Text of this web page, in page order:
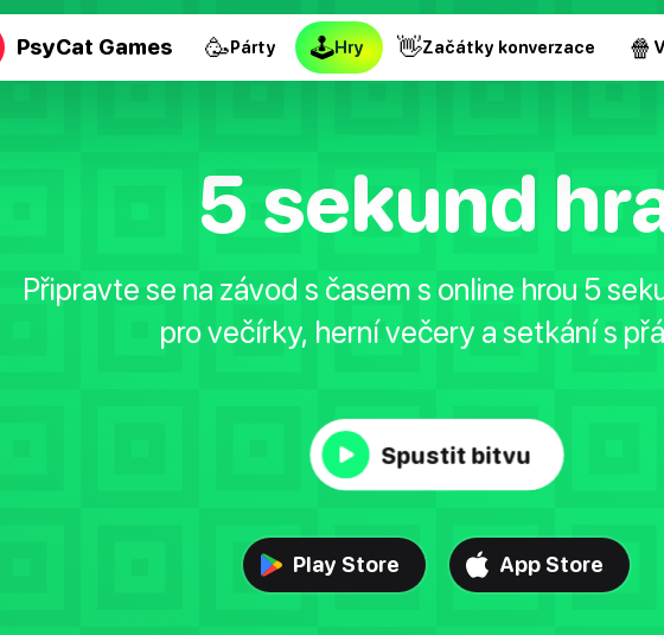
PsyCat Games 🥳Párty 🕹Hry 👋Začátky konverzace 🍿
5 sekund
Připravte se na závod s časem s online hrou 5
pro večírky, herní večery a setkání s
Spustit bitvu
Play Store App Store